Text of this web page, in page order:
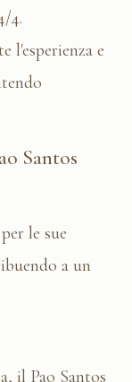
4.
e
Santos
le sue
a un
il Pao Santos